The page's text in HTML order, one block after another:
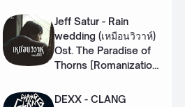
Jeff Satur - Rain
wedding (เหมือนวิวาห์)
Ost. The Paradise of
Thorns [Romanization
DEXX - CLANG